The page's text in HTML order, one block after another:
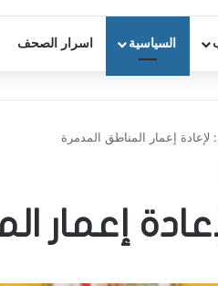
السياسية اسرار الصحف
إعمار المناطق المدمرة
إعمار